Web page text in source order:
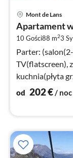
Mont de Lans
Apartament
10 Gości88 m23
Parter:
TV(flatscreen),
kuchnia(płyta
od 202€/ noc